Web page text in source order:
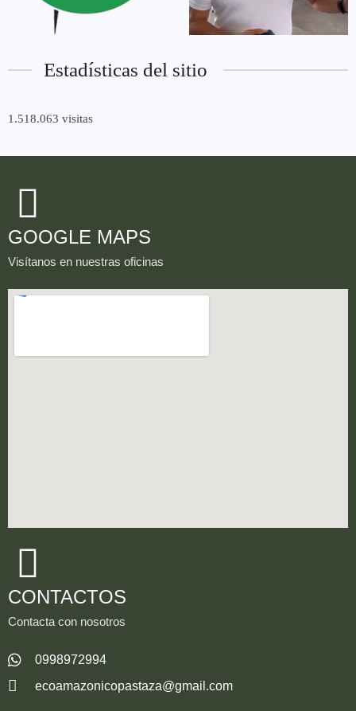
Estadísticas del sitio
1.518.063 visitas
GOOGLE MAPS
Visítanos en nuestras oficinas
CONTACTOS
Contacta con nosotros
0998972994
ecoamazonicopastaza@gmail.com